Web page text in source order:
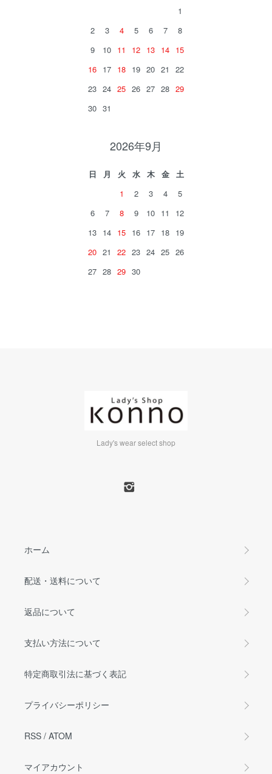
1
2
3 4 5 6 7
8
9
10 11 12 13 14 15
16 17 18 19 20 21
22
23 24 25 26 27 28 29
30 31
2026年9月
日 月 火 水 木 金
土
1
2 3 4
5
6
7 8 9 10 11
12
13 14 15 16 17 18 19
20 21 22 23 24 25 26
27 28 29 30
Lady's wear select shop
ホーム
配送・送料について
返品について
支払い方法について
特定商取引法に基づく表記
プライバシーポリシー
RSS / ATOM
マイアカウント